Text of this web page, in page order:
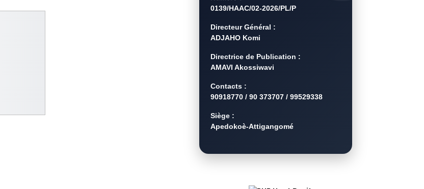
0139/HAAC/02-2026/PL/P
Directeur Général :
ADJAHO Komi
Directrice de Publication :
AMAVI Akossiwavi
Contacts :
90918770 / 90 373707 / 99529338
Siège :
Apedokoè-Attigangomé